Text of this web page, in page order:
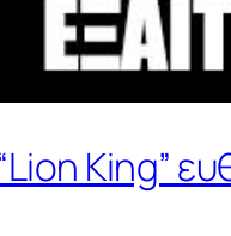
“Lion King”